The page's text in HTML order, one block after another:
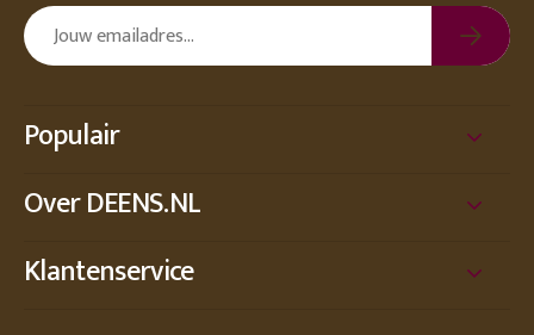
Populair
Over DEENS.NL
Klantenservice